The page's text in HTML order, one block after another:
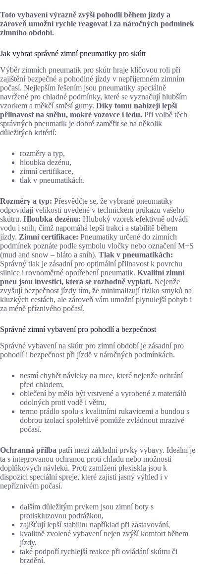
Toto vybavení výrazně zvýší pohodlí během jízdy a
zároveň umožní rychle reagovat i za náročných podmínek
zimního období.
Jak vybrat správné zimní pneumatiky pro skútr
Výběr zimních pneumatik pro skútr hraje klíčovou roli při
zajištění bezpečné a pohodlné jízdy v nepříjemném zimním
počasí. Nejlepším řešením jsou pneumatiky speciálně
navržené pro chladné podmínky, které se vyznačují hlubším
vzorkem a měkčí směsí gumy. Díky tomu nabízejí lepší
přilnavost na sněhu, mokré vozovce i ledu. Při volbě těch
správných pneumatik je dobré zaměřit se na několik
důležitých kritérií:
rozměry a typ,
hloubka dezénu,
zimní certifikace,
tlak v pneumatikách.
Rozměry a typ: Přesvědčte se, že vybrané pneumatiky
odpovídají velikosti uvedené v technickém průkazu vašeho
skútru. Hloubka dezénu: Hluboký vzorek efektivně odvádí
vodu i sníh, čímž napomáhá lepší trakci a stabilitě během
jízdy. Zimní certifikace: Pneumatiky určené do zimních
podmínek poznáte podle symbolu vločky nebo označení M+S
(mud and snow – bláto a sníh). Tlak v pneumatikách:
Správný tlak je zásadní pro optimální přilnavost k povrchu
silnice i rovnoměrné opotřebení pneumatik. Kvalitní zimní
pneu jsou investicí, která se rozhodně vyplatí. Nejenže
zvyšují bezpečnost jízdy tím, že minimalizují riziko smyků na
kluzkých cestách, ale zároveň vám umožní plynulejší pohyb i
za méně příznivého počasí.
Správné zimní vybavení pro pohodlí a bezpečnost
Správné vybavení na skútr pro zimní období je zásadní pro
pohodlí i bezpečnost při jízdě v náročných podmínkách.
nesmí chybět návleky na ruce, které nejenže ochrání
před chladem,
oblečení by mělo být vrstvené a vyrobené z materiálů
odolných proti vodě i větru,
termo prádlo spolu s kvalitními rukavicemi a bundou s
dobrou izolací spolehlivě pomůže zvládnout mrazivé
počasí.
Ochranná přilba patří mezi základní prvky výbavy. Ideální je
ta s integrovanou ochranou proti chladu nebo možností
doplňkových návleků. Proti zamlžení plexiskla jsou k
dispozici speciální spreje, které zajistí jasný výhled i v
nepříznivém počasí.
dalším důležitým prvkem jsou zimní boty s
protiskluzovou podrážkou,
zajišťují lepší stabilitu například při zastavování,
kvalitně zvolené vybavení nejen zvýší komfort během
jízdy,
také podpoří rychlejší reakce při ovládání skútru či
brzdění.